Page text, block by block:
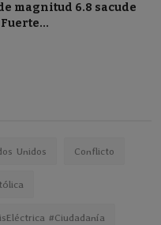
magnitud 6.8 sacude
Unidos Conflicto
#Ciudadanía